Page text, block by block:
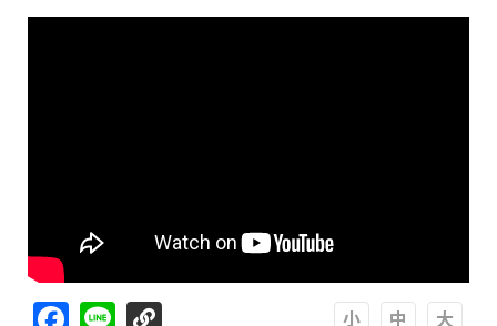
Facebook
Line